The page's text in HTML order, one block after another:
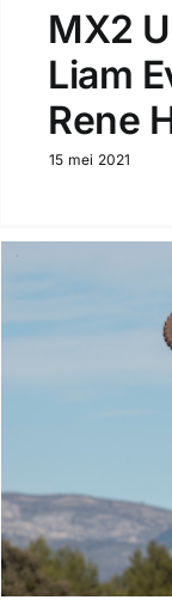
MX2
Liam
Rene
15 mei 2021